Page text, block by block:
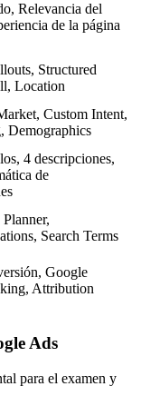
Relevancia del
de la página
Structured
Location
Custom Intent,
Demographics
4 descripciones,
de
Search Terms
Google
Attribution
Ads
para el examen y